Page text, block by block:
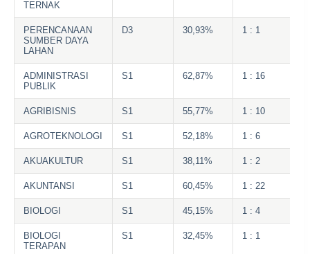
TERNAK
PERENCANAAN
SUMBER DAYA
LAHAN
D3 30,93% 1 : 1
ADMINISTRASI
PUBLIK
S1 62,87% 1 : 16
AGRIBISNIS S1 55,77% 1 : 10
AGROTEKNOLOGI S1 52,18% 1 : 6
AKUAKULTUR S1 38,11% 1 : 2
AKUNTANSI S1 60,45% 1 : 22
BIOLOGI S1 45,15% 1 : 4
BIOLOGI
TERAPAN
S1 32,45% 1 : 1